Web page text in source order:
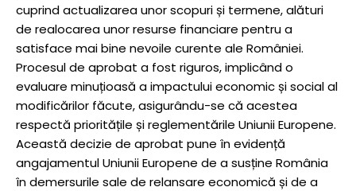
cuprind actualizarea unor scopuri și termene, alături
de realocarea unor resurse financiare pentru a
satisface mai bine nevoile curente ale României.
Procesul de aprobat a fost riguros, implicând o
evaluare minuțioasă a impactului economic și social al
modificărilor făcute, asigurându-se că acestea
respectă prioritățile și reglementările Uniunii Europene.
Această decizie de aprobat pune în evidență
angajamentul Uniunii Europene de a susține România
în demersurile sale de relansare economică și de a